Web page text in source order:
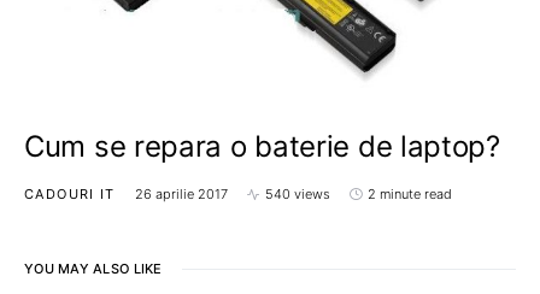
Cum se repara o baterie de laptop?
CADOURI IT 26 aprilie 2017 540 views 2 minute read
YOU MAY ALSO LIKE